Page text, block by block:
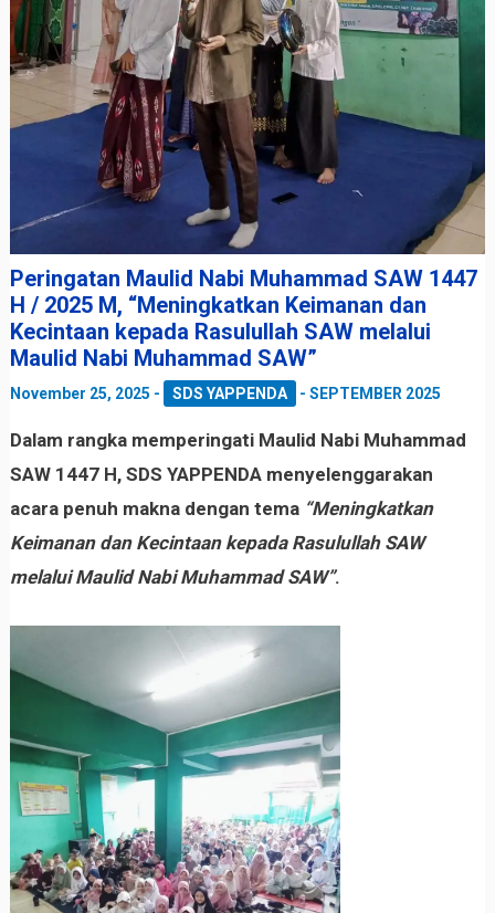
Peringatan Maulid Nabi Muhammad SAW 1447
H / 2025 M, “Meningkatkan Keimanan dan
Kecintaan kepada Rasulullah SAW melalui
Maulid Nabi Muhammad SAW”
November 25, 2025 - SDS YAPPENDA -SEPTEMBER 2025
Dalam rangka memperingati Maulid Nabi Muhammad
SAW 1447 H, SDS YAPPENDA menyelenggarakan
acara penuh makna dengan tema “Meningkatkan
Keimanan dan Kecintaan kepada Rasulullah SAW
melalui Maulid Nabi Muhammad SAW”.